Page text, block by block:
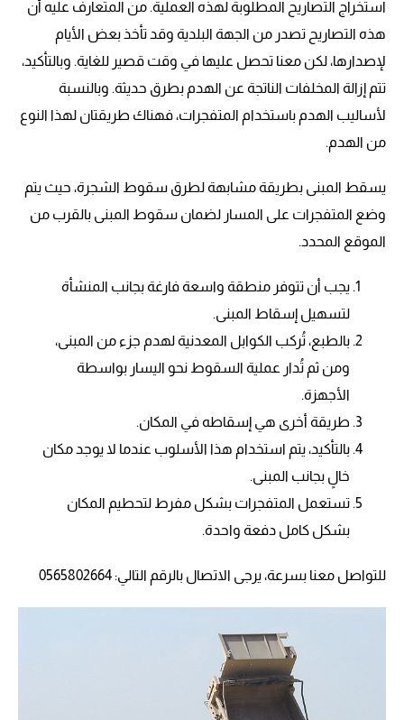
استخراج التصاريح المطلوبة لهذه العملية. من المتعارف عليه أن
هذه التصاريح تصدر من الجهة البلدية وقد تأخذ بعض الأيام
لإصدارها، لكن معنا تحصل عليها في وقت قصير للغاية. وبالتأكيد،
تتم إزالة المخلفات الناتجة عن الهدم بطرق حديثة. وبالنسبة
لأساليب الهدم باستخدام المتفجرات، فهناك طريقتان لهذا النوع
من الهدم.
يسقط المبنى بطريقة مشابهة لطرق سقوط الشجرة، حيث يتم
وضع المتفجرات على المسار لضمان سقوط المبنى بالقرب من
الموقع المحدد.
يجب أن تتوفر منطقة واسعة فارغة بجانب المنشأة
لتسهيل إسقاط المبنى.
بالطبع، تُركب الكوابل المعدنية لهدم جزء من المبنى،
ومن ثم تُدار عملية السقوط نحو اليسار بواسطة
الأجهزة.
طريقة أخرى هي إسقاطه في المكان.
بالتأكيد، يتم استخدام هذا الأسلوب عندما لا يوجد مكان
خالٍ بجانب المبنى.
تستعمل المتفجرات بشكل مفرط لتحطيم المكان
بشكل كامل دفعة واحدة.
للتواصل معنا بسرعة، يرجى الاتصال بالرقم التالي: 0565802664